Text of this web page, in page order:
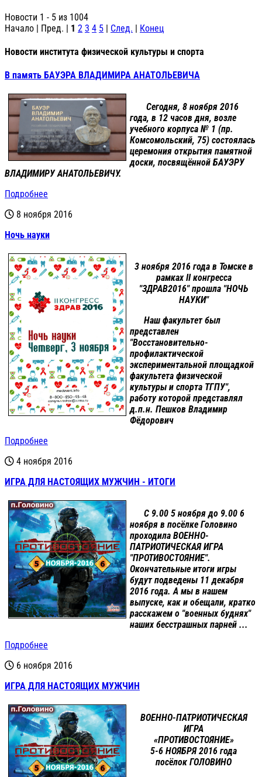
Новости 1 - 5 из 1004
Начало | Пред. | 1 2 3 4 5 | След. | Конец
Новости института физической культуры и спорта
В память БАУЭРА ВЛАДИМИРА АНАТОЛЬЕВИЧА
Сегодня, 8 ноября 2016
года, в 12 часов дня, возле
учебного корпуса № 1 (пр.
Комсомольский, 75) состоялась
церемония открытия памятной
доски, посвящённой БАУЭРУ
ВЛАДИМИРУ АНАТОЛЬЕВИЧУ.
Подробнее
8 ноября 2016
Ночь науки
3 ноября 2016 года в Томске в
рамках II конгресса
"ЗДРАВ2016" прошла "НОЧЬ
НАУКИ"
Наш факультет был
представлен
"Восстановительно-
профилактической
экспериментальной площадкой
факультета физической
культуры и спорта ТГПУ",
работу которой представлял
д.п.н. Пешков Владимир
Фёдорович
Подробнее
4 ноября 2016
ИГРА ДЛЯ НАСТОЯЩИХ МУЖЧИН - ИТОГИ
С 9.00 5 ноября до 9.00 6
ноября в посёлке Головино
проходила ВОЕННО-
ПАТРИОТИЧЕСКАЯ ИГРА
"ПРОТИВОСТОЯНИЕ".
Окончательные итоги игры
будут подведены 11 декабря
2016 года. А мы в нашем
выпуске, как и обещали, кратко
расскажем о "военных буднях"
наших бесстрашных парней ...
Подробнее
6 ноября 2016
ИГРА ДЛЯ НАСТОЯЩИХ МУЖЧИН
ВОЕННО-ПАТРИОТИЧЕСКАЯ
ИГРА
«ПРОТИВОСТОЯНИЕ»
5-6 НОЯБРЯ 2016 года
посёлок ГОЛОВИНО